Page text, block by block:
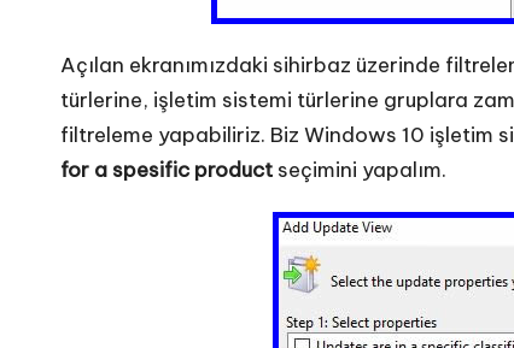
Açılan ekranımızdaki sihirbaz üzerinde
türlerine, işletim sistemi türlerine gruplara
filtreleme yapabiliriz. Biz Windows 10 işletim
for a spesific product seçimini yapalım.